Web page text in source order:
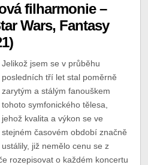
filharmonie –
Wars, Fantasy
Jelikož jsem se v průběhu
posledních tří let stal poměrně
zarytým a stálým fanouškem
tohoto symfonického tělesa,
jehož kvalita a výkon se ve
stejném časovém období značně
ustálily, již nemělo cenu se z
rozepisovat o každém koncertu